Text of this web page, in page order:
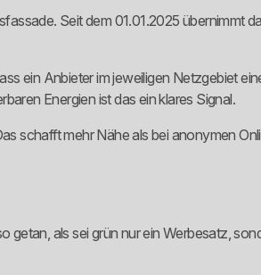
Seit dem 01.01.2025 übernimmt
ein Anbieter im jeweiligen Netzgebiet
Energien ist das ein klares Signal.
schafft mehr Nähe als bei anonymen
als sei grün nur ein Werbesatz,